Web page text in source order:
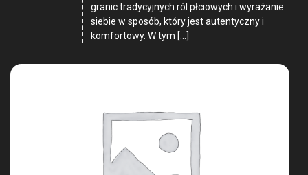
granic tradycyjnych ról płciowych i wyrażanie
siebie w sposób, który jest autentyczny i
komfortowy. W tym […]